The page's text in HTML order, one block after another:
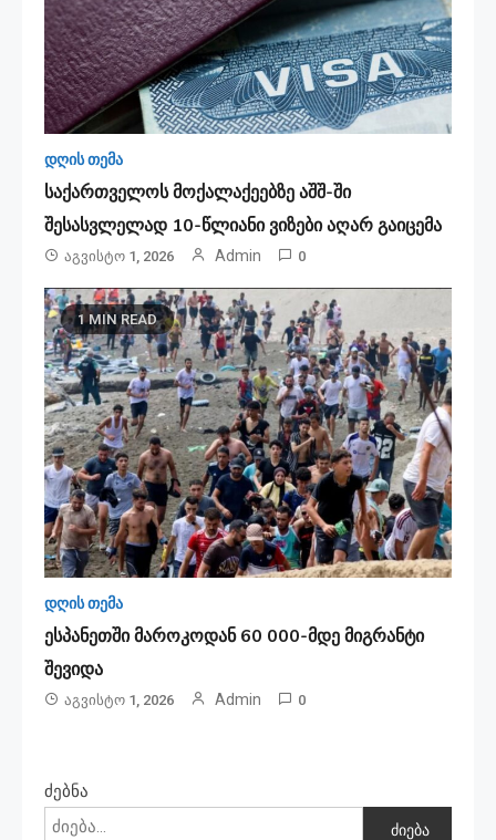
დღის თემა
საქართველოს მოქალაქეებზე აშშ-ში
შესასვლელად 10-წლიანი ვიზები აღარ გაიცემა
Აგვისტო 1, 2026 Admin 0
1 MIN READ
დღის თემა
ესპანეთში მა­რო­კო­დან 60 000-მდე მიგ­რან­ტი
შე­ვი­და
Აგვისტო 1, 2026 Admin 0
ძებნა
ძიება